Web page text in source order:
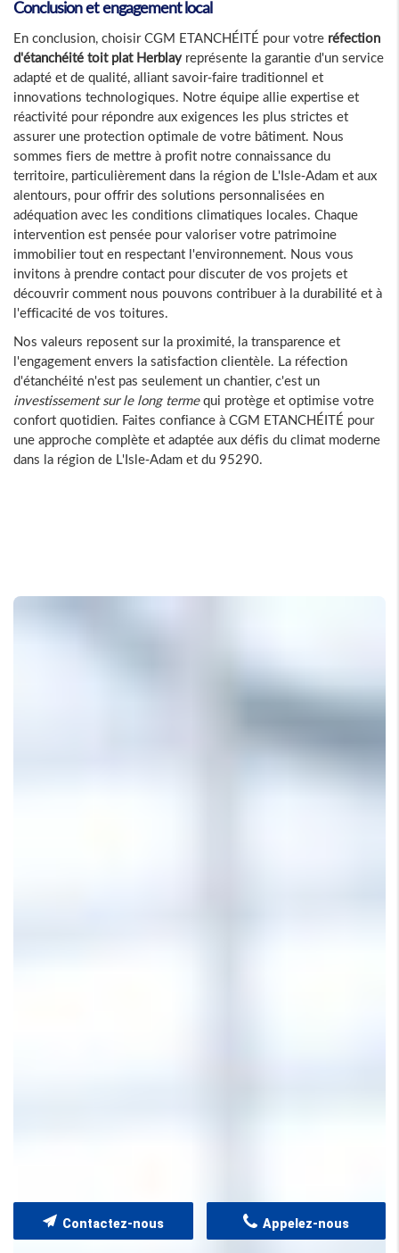
Conclusion et engagement local
En conclusion, choisir CGM ETANCHÉITÉ pour votre réfection
d'étanchéité toit plat Herblayreprésente la garantie d'un service
adapté et de qualité, alliant savoir-faire traditionnel et
innovations technologiques. Notre équipe allie expertise et
réactivité pour répondre aux exigences les plus strictes et
assurer une protection optimale de votre bâtiment. Nous
sommes fiers de mettre à profit notre connaissance du
territoire, particulièrement dans la région de L'Isle-Adam et aux
alentours, pour offrir des solutions personnalisées en
adéquation avec les conditions climatiques locales. Chaque
intervention est pensée pour valoriser votre patrimoine
immobilier tout en respectant l'environnement. Nous vous
invitons à prendre contact pour discuter de vos projets et
découvrir comment nous pouvons contribuer à la durabilité et à
l'efficacité de vos toitures.
Nos valeurs reposent sur la proximité, la transparence et
l'engagement envers la satisfaction clientèle. La réfection
d'étanchéité n'est pas seulement un chantier, c'est un
investissement sur le long termequi protège et optimise votre
confort quotidien. Faites confiance à CGM ETANCHÉITÉ pour
une approche complète et adaptée aux défis du climat moderne
dans la région de L'Isle-Adam et du 95290.
Appelez-nous
Contactez-nous